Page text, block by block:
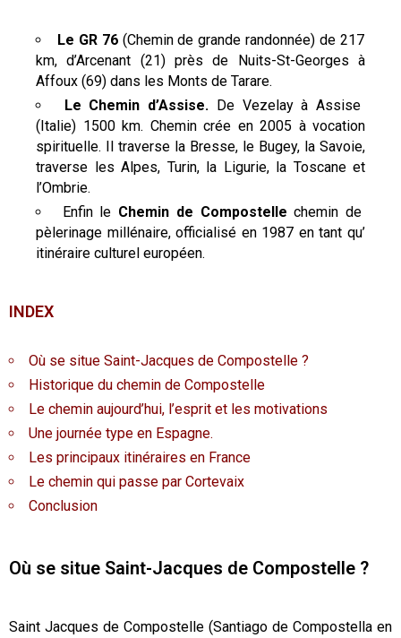
Le GR 76(Chemin de grande randonnée) de 217
km, d’Arcenant (21) près de Nuits-St-Georges à
Affoux (69) dans les Monts de Tarare.
Le Chemin d’Assise. De Vezelay à Assise
(Italie) 1500 km. Chemin crée en 2005 à vocation
spirituelle. Il traverse la Bresse, le Bugey, la Savoie,
traverse les Alpes, Turin, la Ligurie, la Toscane et
l’Ombrie.
Enfin le Chemin de Compostellechemin de
pèlerinage millénaire, officialisé en 1987 en tant qu’
itinéraire culturel européen.
INDEX
Où se situe Saint-Jacques de Compostelle ?
Historique du chemin de Compostelle
Le chemin aujourd’hui, l’esprit et les motivations
Une journée type en Espagne.
Les principaux itinéraires en France
Le chemin qui passe par Cortevaix
Conclusion
Où se situe Saint-Jacques de Compostelle ?
Saint Jacques de Compostelle (Santiago de Compostella en